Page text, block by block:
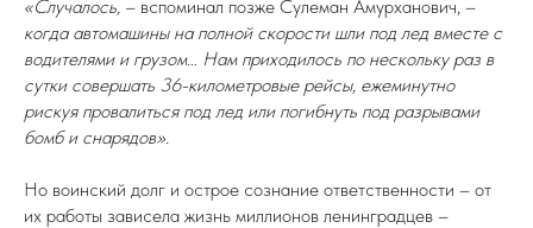
«Случалось, – вспоминал позже Сулеман Амурханович, –
когда автомашины на полной скорости шли под лед вместе с
водителями и грузом… Нам приходилось по нескольку раз в
сутки совершать 36-километровые рейсы, ежеминутно
рискуя провалиться под лед или погибнуть под разрывами
бомб и снарядов».
Но воинский долг и острое сознание ответственности – от
их работы зависела жизнь миллионов ленинградцев –